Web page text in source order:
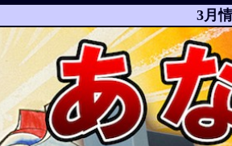
3月